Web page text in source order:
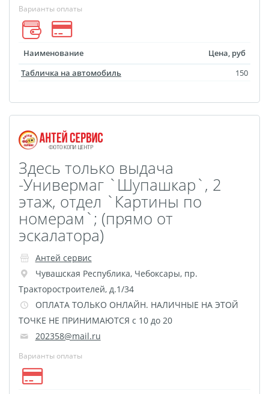
Раскраски
Печать документов
Печать чертежей
Прямоугольные
стикеры
Фигурные стикеры
Стикерпаки
Оживающий торт
Загрузка видео для AR
Майки с символикой
Беларусь
TEST
Фото на холсте с
подрамником
Картины на холсте
Оживающее письмо от
деда Мороза
Елочный шар с
оживающей фотограф
Варианты оплаты
Наименование
Цена, руб
Табличка на автомобиль
150
Здесь только выдача
-Универмаг `Шупашкар`, 2
этаж, отдел `Картины по
номерам`; (прямо от
эскалатора)
Антей сервис
Чувашская Республика, Чебоксары, пр.
Тракторостроителей, д.1/34
ОПЛАТА ТОЛЬКО ОНЛАЙН. НАЛИЧНЫЕ НА ЭТОЙ
ТОЧКЕ НЕ ПРИНИМАЮТСЯ с 10 до 20
202358@mail.ru
Варианты оплаты